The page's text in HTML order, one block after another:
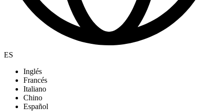
ES
Inglés
Francés
Italiano
Chino
Español